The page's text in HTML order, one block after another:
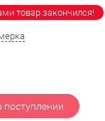
товар закончился!